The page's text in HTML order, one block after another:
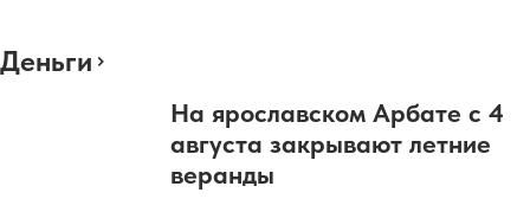
Деньги
На ярославском Арбате с 4
августа закрывают летние
веранды